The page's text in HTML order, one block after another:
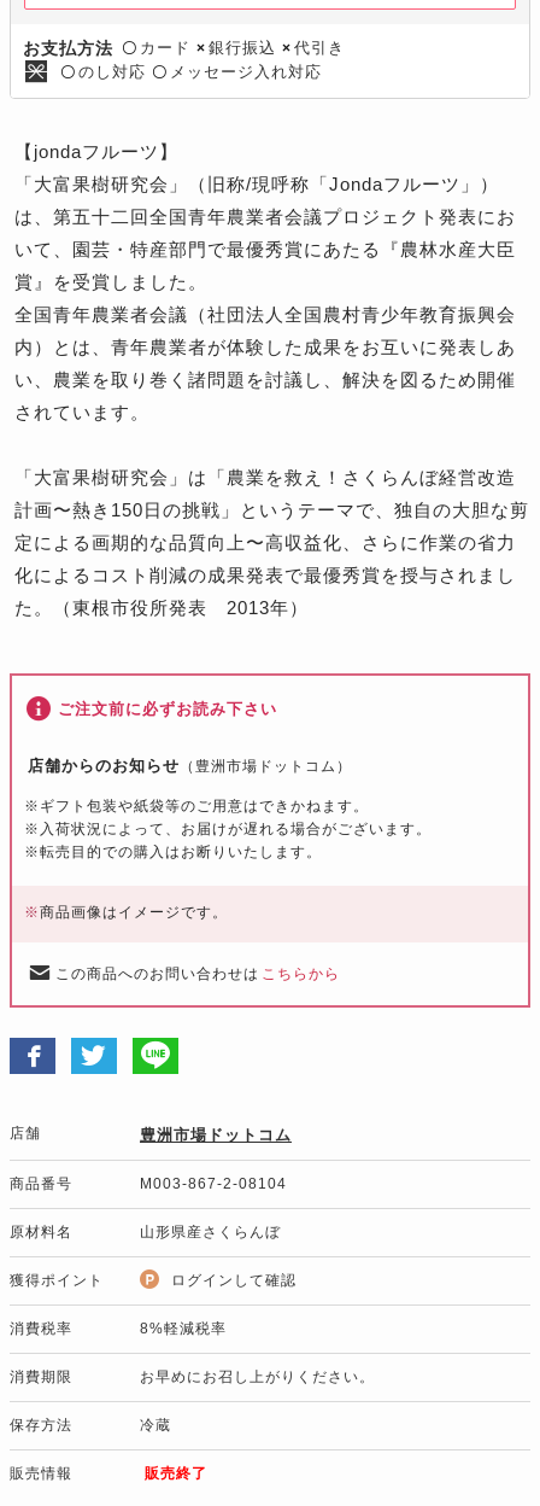
お支払方法 〇 カード × 銀行振込 × 代引き
〇 のし対応 〇 メッセージ入れ対応
【jondaフルーツ】
「大富果樹研究会」（旧称/現呼称「Jondaフルーツ」）
は、第五十二回全国青年農業者会議プロジェクト発表にお
いて、園芸・特産部門で最優秀賞にあたる『農林水産大臣
賞』を受賞しました。
全国青年農業者会議（社団法人全国農村青少年教育振興会
内）とは、青年農業者が体験した成果をお互いに発表しあ
い、農業を取り巻く諸問題を討議し、解決を図るため開催
されています。
「大富果樹研究会」は「農業を救え！さくらんぼ経営改造
計画〜熱き150日の挑戦」というテーマで、独自の大胆な剪
定による画期的な品質向上〜高収益化、さらに作業の省力
化によるコスト削減の成果発表で最優秀賞を授与されまし
た。（東根市役所発表 2013年）
ご注文前に必ずお読み下さい
店舗からのお知らせ （豊洲市場ドットコム）
※ギフト包装や紙袋等のご用意はできかねます。
※入荷状況によって、お届けが遅れる場合がございます。
※転売目的での購入はお断りいたします。
※商品画像はイメージです。
この商品へのお問い合わせは こちらから
店舗 豊洲市場ドットコム
商品番号 M003-867-2-08104
原材料名 山形県産さくらんぼ
獲得ポイント ログインして確認
消費税率 8%軽減税率
消費期限 お早めにお召し上がりください。
保存方法 冷蔵
販売情報 販売終了